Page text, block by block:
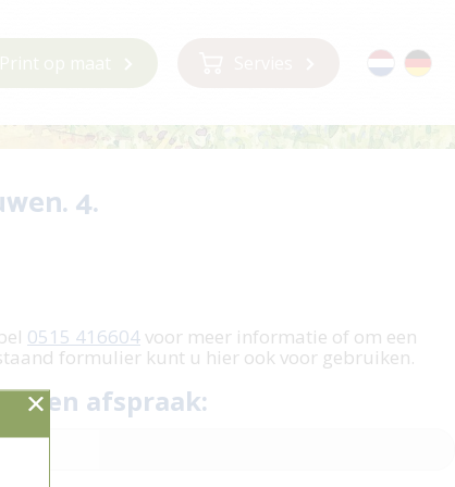
4.
0515 416604voor meer informatie of om een
formulier kunt u hier ook voor gebruiken.
een afspraak: